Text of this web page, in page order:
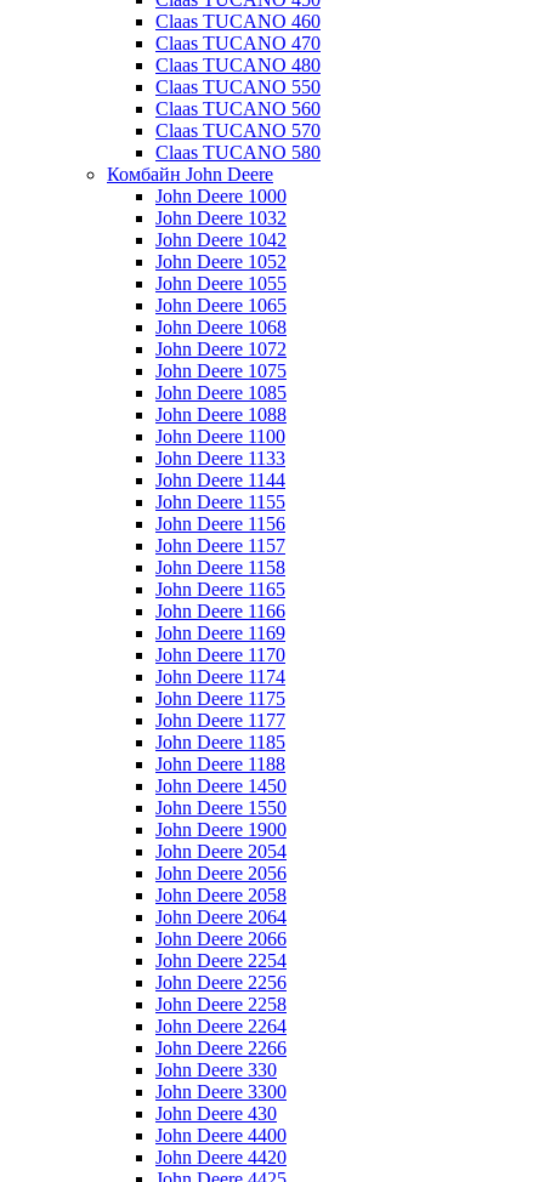
Claas TUCANO 460
Claas TUCANO 470
Claas TUCANO 480
Claas TUCANO 550
Claas TUCANO 560
Claas TUCANO 570
Claas TUCANO 580
Комбайн John Deere
John Deere 1000
John Deere 1032
John Deere 1042
John Deere 1052
John Deere 1055
John Deere 1065
John Deere 1068
John Deere 1072
John Deere 1075
John Deere 1085
John Deere 1088
John Deere 1100
John Deere 1133
John Deere 1144
John Deere 1155
John Deere 1156
John Deere 1157
John Deere 1158
John Deere 1165
John Deere 1166
John Deere 1169
John Deere 1170
John Deere 1174
John Deere 1175
John Deere 1177
John Deere 1185
John Deere 1188
John Deere 1450
John Deere 1550
John Deere 1900
John Deere 2054
John Deere 2056
John Deere 2058
John Deere 2064
John Deere 2066
John Deere 2254
John Deere 2256
John Deere 2258
John Deere 2264
John Deere 2266
John Deere 330
John Deere 3300
John Deere 430
John Deere 4400
John Deere 4420